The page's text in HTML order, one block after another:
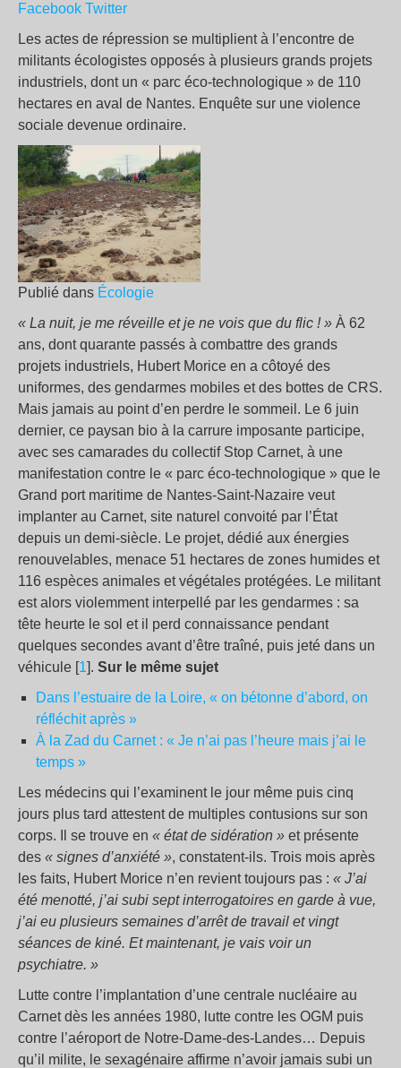
Facebook Twitter
Les actes de répression se multiplient à l’encontre de
militants écologistes opposés à plusieurs grands projets
industriels, dont un « parc éco-technologique » de 110
hectares en aval de Nantes. Enquête sur une violence
sociale devenue ordinaire.
Publié dans Écologie
« La nuit, je me réveille et je ne vois que du flic ! » À 62
ans, dont quarante passés à combattre des grands
projets industriels, Hubert Morice en a côtoyé des
uniformes, des gendarmes mobiles et des bottes de CRS.
Mais jamais au point d’en perdre le sommeil. Le 6 juin
dernier, ce paysan bio à la carrure imposante participe,
avec ses camarades du collectif Stop Carnet, à une
manifestation contre le « parc éco-technologique » que le
Grand port maritime de Nantes-Saint-Nazaire veut
implanter au Carnet, site naturel convoité par l’État
depuis un demi-siècle. Le projet, dédié aux énergies
renouvelables, menace 51 hectares de zones humides et
116 espèces animales et végétales protégées. Le militant
est alors violemment interpellé par les gendarmes : sa
tête heurte le sol et il perd connaissance pendant
quelques secondes avant d’être traîné, puis jeté dans un
véhicule [1]. Sur le même sujet
Dans l’estuaire de la Loire, « on bétonne d’abord, on
réfléchit après »
À la Zad du Carnet : « Je n’ai pas l’heure mais j’ai le
temps »
Les médecins qui l’examinent le jour même puis cinq
jours plus tard attestent de multiples contusions sur son
corps. Il se trouve en « état de sidération » et présente
des « signes d’anxiété », constatent-ils. Trois mois après
les faits, Hubert Morice n’en revient toujours pas : « J’ai
été menotté, j’ai subi sept interrogatoires en garde à vue,
j’ai eu plusieurs semaines d’arrêt de travail et vingt
séances de kiné. Et maintenant, je vais voir un
psychiatre. »
Lutte contre l’implantation d’une centrale nucléaire au
Carnet dès les années 1980, lutte contre les OGM puis
contre l’aéroport de Notre-Dame-des-Landes… Depuis
qu’il milite, le sexagénaire affirme n’avoir jamais subi un